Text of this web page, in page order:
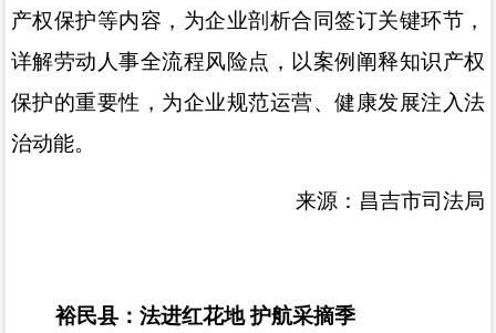
产权保护等内容，为企业剖析合同签订关键环节，
详解劳动人事全流程风险点，以案例阐释知识产权
保护的重要性，为企业规范运营、健康发展注入法
治动能。
来源：昌吉市司法局
裕民县：法进红花地 护航采摘季